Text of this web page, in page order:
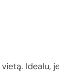
vietą. Idealu,